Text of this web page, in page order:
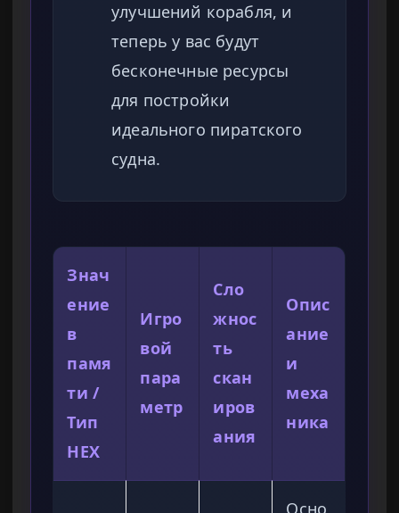
улучшений корабля, и
теперь у вас будут
бесконечные ресурсы
для постройки
идеального пиратского
судна.
Знач
ение
в
памя
ти /
Тип
HEX
Игро
вой
пара
метр
Сло
жнос
ть
скан
иров
ания
Опис
ание
и
меха
ника